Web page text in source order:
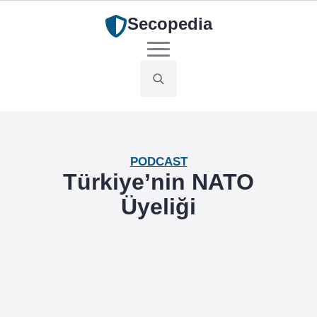
Secopedia
PODCAST
Türkiye’nin NATO
Üyeliği